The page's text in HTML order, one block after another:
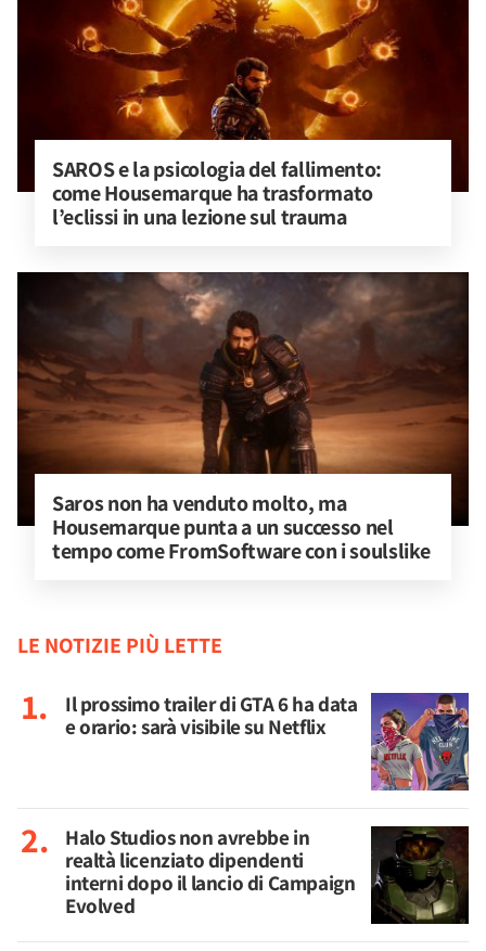
SAROS e la psicologia del fallimento:
come Housemarque ha trasformato
l’eclissi in una lezione sul trauma
Saros non ha venduto molto, ma
Housemarque punta a un successo nel
tempo come FromSoftware con i soulslike
LE NOTIZIE PIÙ LETTE
Il prossimo trailer di GTA 6 ha data
e orario: sarà visibile su Netflix
Halo Studios non avrebbe in
realtà licenziato dipendenti
interni dopo il lancio di Campaign
Evolved